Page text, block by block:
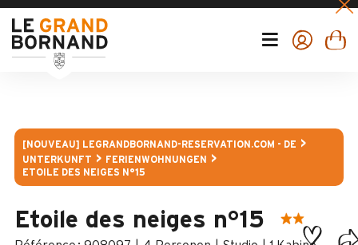
[NOUVEAU] LEGRANDBORNAND-RESERVATION.COM - DE
UNTERKUNFT
FERIENWOHNUNGEN
ETOILE DES NEIGES N°15
Etoile des neiges n°15